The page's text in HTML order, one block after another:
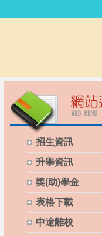
招生資訊
升學資訊
獎(助)學金
表格下載
中途離校